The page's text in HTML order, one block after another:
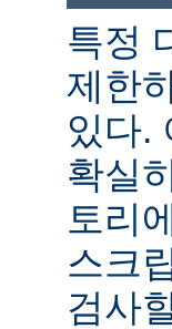
특정
제한
있다.
확실
토리
스크
검사